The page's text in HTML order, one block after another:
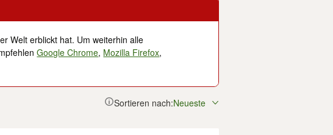
Welt erblickt hat. Um weiterhin alle
Google Chrome, Mozilla Firefox,
Sortieren nach:Neueste